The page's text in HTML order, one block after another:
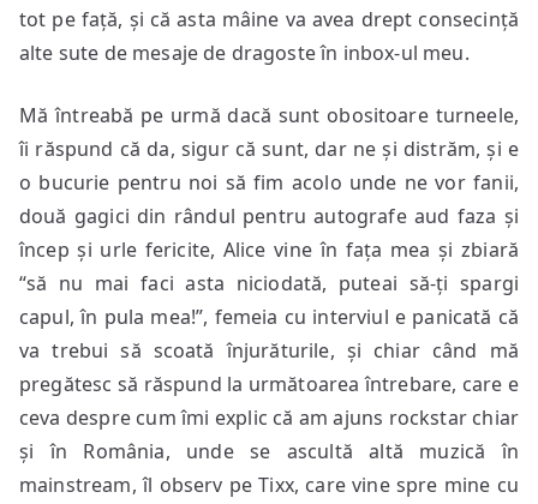
tot pe față, și că asta mâine va avea drept consecință
alte sute de mesaje de dragoste în inbox-ul meu.
Mă întreabă pe urmă dacă sunt obositoare turneele,
îi răspund că da, sigur că sunt, dar ne și distrăm, și e
o bucurie pentru noi să fim acolo unde ne vor fanii,
două gagici din rândul pentru autografe aud faza și
încep și urle fericite, Alice vine în fața mea și zbiară
“să nu mai faci asta niciodată, puteai să-ți spargi
capul, în pula mea!”, femeia cu interviul e panicată că
va trebui să scoată înjurăturile, și chiar când mă
pregătesc să răspund la următoarea întrebare, care e
ceva despre cum îmi explic că am ajuns rockstar chiar
și în România, unde se ascultă altă muzică în
mainstream, îl observ pe Tixx, care vine spre mine cu